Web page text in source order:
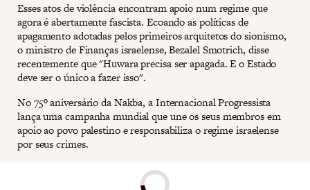
Esses atos de violência encontram apoio num regime que
agora é abertamente fascista. Ecoando as políticas de
apagamento adotadas pelos primeiros arquitetos do sionismo,
o ministro de Finanças israelense, Bezalel Smotrich, disse
recentemente que "Huwara precisa ser apagada. E o Estado
deve ser o único a fazer isso".
No 75º aniversário da Nakba, a Internacional Progressista
lança uma campanha mundial que une os seus membros em
apoio ao povo palestino e responsabiliza o regime israelense
por seus crimes.